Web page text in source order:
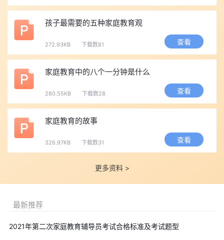
孩子最需要的五种家庭教育观
272.93KB 下载数81 查看
家庭教育中的八个一分钟是什么
280.55KB 下载数28 查看
家庭教育的故事
326.97KB 下载数31 查看
更多资料 >
最新推荐
2021年第二次家庭教育辅导员考试合格标准及考试题型